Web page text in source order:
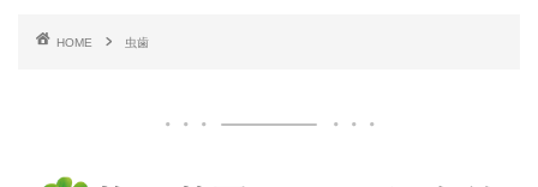
HOME 虫歯